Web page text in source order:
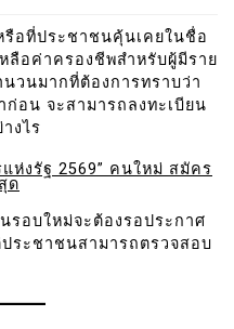
รือที่ประชาชนคุ้นเคยในชื่อ
ลือค่าครองชีพสำหรับผู้มีราย
วนมากที่ต้องการทราบว่า
ก่อน จะสามารถลงทะเบียน
งไร
ห่งรัฐ 2569” คนใหม่ สมัคร
ด
รอบใหม่จะต้องรอประกาศ
ระชาชนสามารถตรวจสอบ